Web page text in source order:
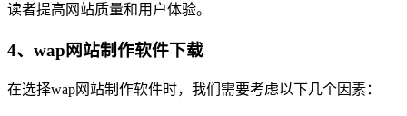
读者提高网站质量和用户体验。
4、wap网站制作软件下载
在选择wap网站制作软件时，我们需要考虑以下几个因素：